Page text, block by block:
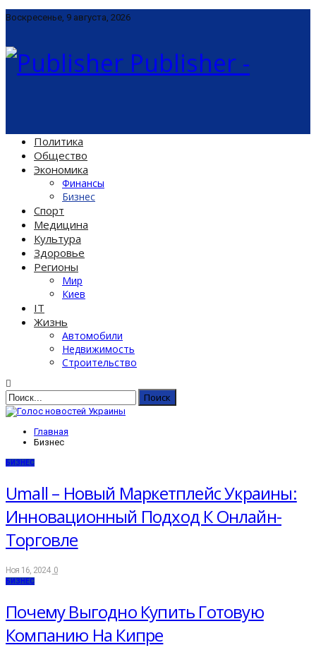
Воскресенье, 9 августа, 2026
Publisher -
Политика
Общество
Экономика
Финансы
Бизнес
Спорт
Медицина
Культура
Здоровье
Регионы
Мир
Киев
IT
Жизнь
Автомобили
Недвижимость
Строительство
Главная
Бизнес
БИЗНЕС
Umall – Новый Маркетплейс Украины:
Инновационный Подход К Онлайн-
Торговле
Ноя 16, 2024 0
БИЗНЕС
Почему Выгодно Купить Готовую
Компанию На Кипре